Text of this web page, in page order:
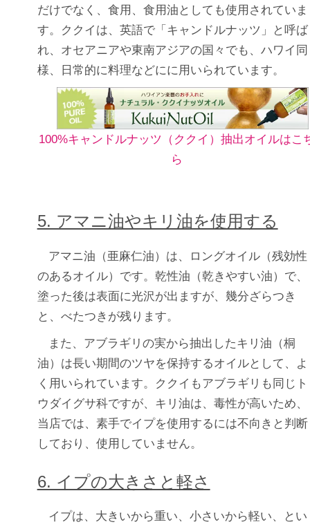
だけでなく、食用、食用油としても使用されていま
す。ククイは、英語で「キャンドルナッツ」と呼ば
れ、オセアニアや東南アジアの国々でも、ハワイ同
様、日常的に料理などにに用いられています。
100%キャンドルナッツ（ククイ）抽出オイルはこ
ら
5. アマニ油やキリ油を使用する
アマニ油（亜麻仁油）は、ロングオイル（残効性
のあるオイル）です。乾性油（乾きやすい油）で、
塗った後は表面に光沢が出ますが、幾分ざらつき
と、べたつきが残ります。
また、アブラギリの実から抽出したキリ油（桐
油）は長い期間のツヤを保持するオイルとして、よ
く用いられています。ククイもアブラギリも同じト
ウダイグサ科ですが、キリ油は、毒性が高いため、
当店では、素手でイプを使用するには不向きと判断
しており、使用していません。
6. イプの大きさと軽さ
イプは、大きいから重い、小さいから軽い、とい